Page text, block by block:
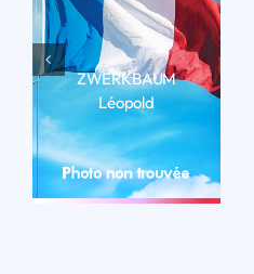
ZWERKBAUM
Léopold
LIRE LA BIO